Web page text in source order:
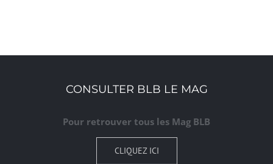
CONSULTER BLB LE MAG
Pour retrouver tous les Mag BLB
CLIQUEZ ICI